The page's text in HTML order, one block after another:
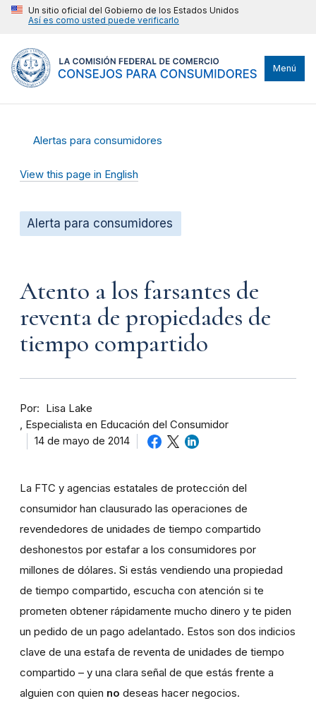
Un sitio oficial del Gobierno de los Estados Unidos
Así es como usted puede verificarlo
Menú
Alertas para consumidores
View this page in English
Alerta para consumidores
Atento a los farsantes de
reventa de propiedades de
tiempo compartido
Por
Lisa Lake
Especialista en Educación del Consumidor
14 de mayo de 2014
La FTC y agencias estatales de protección del
consumidor han clausurado las operaciones de
revendedores de unidades de tiempo compartido
deshonestos por estafar a los consumidores por
millones de dólares. Si estás vendiendo una propiedad
de tiempo compartido, escucha con atención si te
prometen obtener rápidamente mucho dinero y te piden
un pedido de un pago adelantado. Estos son dos indicios
clave de una estafa de reventa de unidades de tiempo
compartido – y una clara señal de que estás frente a
alguien con quien no deseas hacer negocios.